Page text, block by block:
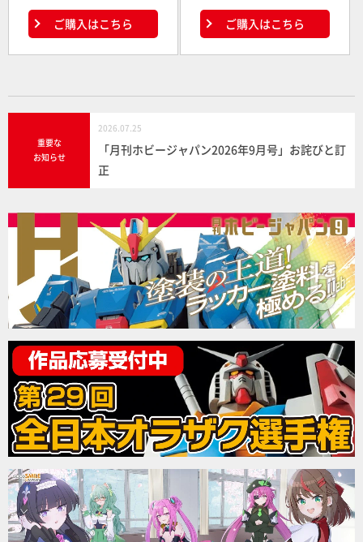
ご購入はこちら ご購入はこちら
重要な
お知らせ
2026.07.25
「月刊ホビージャパン2026年9月号」お詫びと訂
正